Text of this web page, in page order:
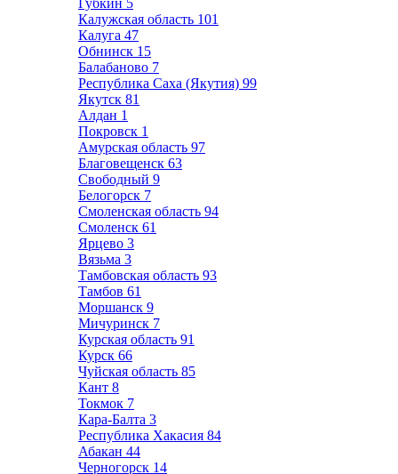
Губкин 5
Калужская область 101
Калуга 47
Обнинск 15
Балабаново 7
Республика Саха (Якутия) 99
Якутск 81
Алдан 1
Покровск 1
Амурская область 97
Благовещенск 63
Свободный 9
Белогорск 7
Смоленская область 94
Смоленск 61
Ярцево 3
Вязьма 3
Тамбовская область 93
Тамбов 61
Моршанск 9
Мичуринск 7
Курская область 91
Курск 66
Чуйская область 85
Кант 8
Токмок 7
Кара-Балта 3
Республика Хакасия 84
Абакан 44
Черногорск 14